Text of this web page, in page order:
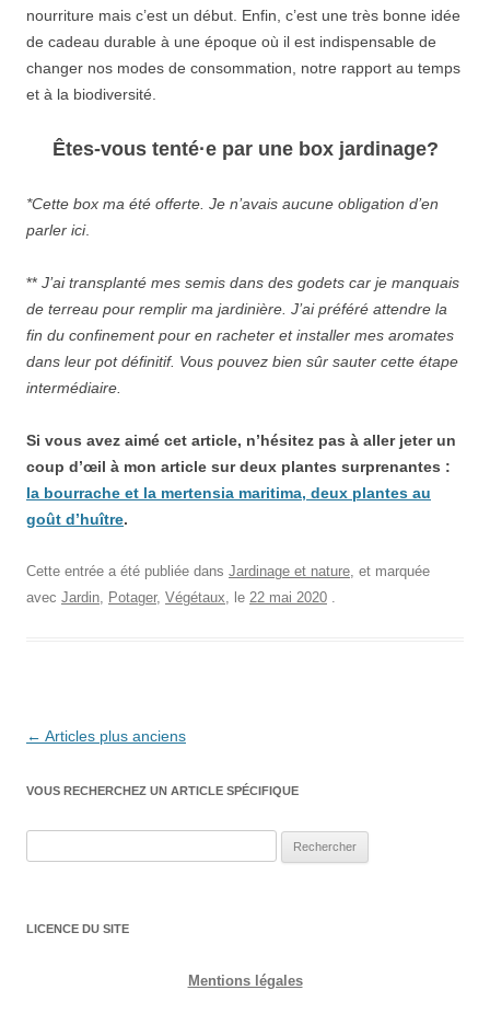
nourriture mais c’est un début. Enfin, c’est une très bonne idée
de cadeau durable à une époque où il est indispensable de
changer nos modes de consommation, notre rapport au temps
et à la biodiversité.
Êtes-vous tenté·e par une box jardinage?
*Cette box ma été offerte. Je n’avais aucune obligation d’en
parler ici.
** J’ai transplanté mes semis dans des godets car je manquais
de terreau pour remplir ma jardinière. J’ai préféré attendre la
fin du confinement pour en racheter et installer mes aromates
dans leur pot définitif. Vous pouvez bien sûr sauter cette étape
intermédiaire.
Si vous avez aimé cet article, n’hésitez pas à aller jeter un
coup d’œil à mon article sur deux plantes surprenantes :
la bourrache et la mertensia maritima, deux plantes au
goût d’huître.
Cette entrée a été publiée dans Jardinage et nature, et marquée
avec Jardin, Potager, Végétaux, le 22 mai 2020 .
Navigation
articles
← Articles plus anciens
VOUS RECHERCHEZ UN ARTICLE SPÉCIFIQUE
LICENCE DU SITE
Mentions légales